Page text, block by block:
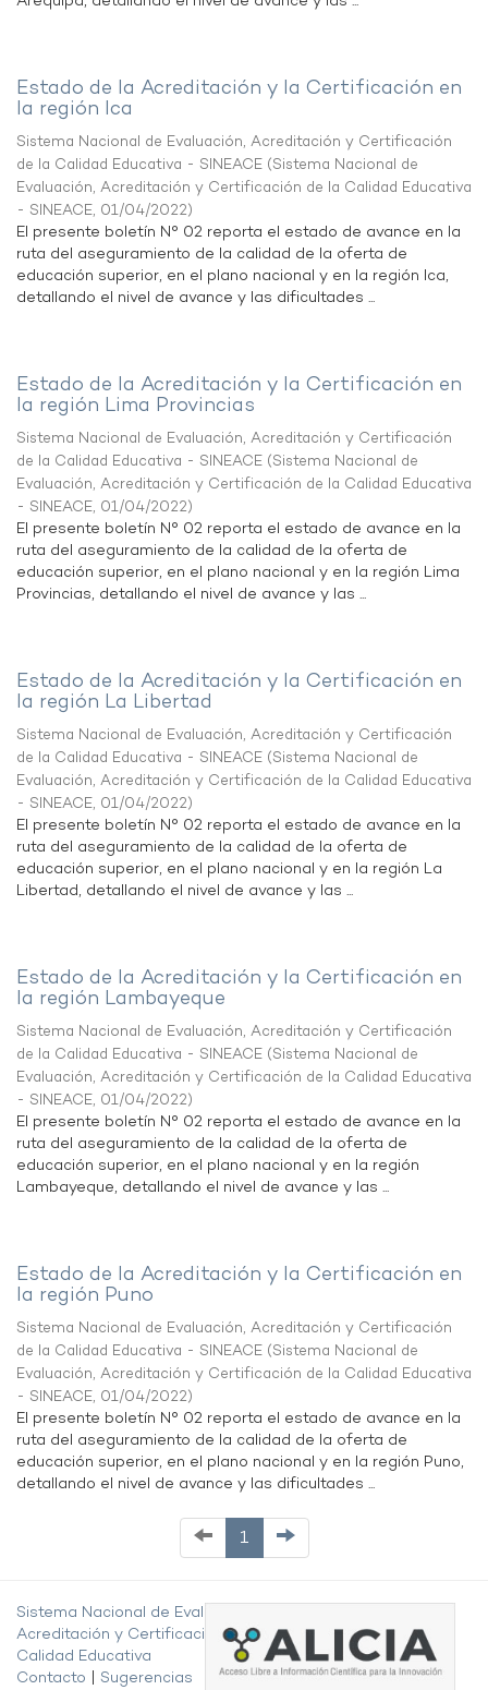
Estado de la Acreditación y la Certificación en
la región Ica
Sistema Nacional de Evaluación, Acreditación y Certificación
de la Calidad Educativa - SINEACE (Sistema Nacional de
Evaluación, Acreditación y Certificación de la Calidad Educativa
- SINEACE, 01/04/2022)
El presente boletín N° 02 reporta el estado de avance en la
ruta del aseguramiento de la calidad de la oferta de
educación superior, en el plano nacional y en la región Ica,
detallando el nivel de avance y las dificultades ...
Estado de la Acreditación y la Certificación en
la región Lima Provincias
Sistema Nacional de Evaluación, Acreditación y Certificación
de la Calidad Educativa - SINEACE (Sistema Nacional de
Evaluación, Acreditación y Certificación de la Calidad Educativa
- SINEACE, 01/04/2022)
El presente boletín N° 02 reporta el estado de avance en la
ruta del aseguramiento de la calidad de la oferta de
educación superior, en el plano nacional y en la región Lima
Provincias, detallando el nivel de avance y las ...
Estado de la Acreditación y la Certificación en
la región La Libertad
Sistema Nacional de Evaluación, Acreditación y Certificación
de la Calidad Educativa - SINEACE (Sistema Nacional de
Evaluación, Acreditación y Certificación de la Calidad Educativa
- SINEACE, 01/04/2022)
El presente boletín N° 02 reporta el estado de avance en la
ruta del aseguramiento de la calidad de la oferta de
educación superior, en el plano nacional y en la región La
Libertad, detallando el nivel de avance y las ...
Estado de la Acreditación y la Certificación en
la región Lambayeque
Sistema Nacional de Evaluación, Acreditación y Certificación
de la Calidad Educativa - SINEACE (Sistema Nacional de
Evaluación, Acreditación y Certificación de la Calidad Educativa
- SINEACE, 01/04/2022)
El presente boletín N° 02 reporta el estado de avance en la
ruta del aseguramiento de la calidad de la oferta de
educación superior, en el plano nacional y en la región
Lambayeque, detallando el nivel de avance y las ...
Estado de la Acreditación y la Certificación en
la región Puno
Sistema Nacional de Evaluación, Acreditación y Certificación
de la Calidad Educativa - SINEACE (Sistema Nacional de
Evaluación, Acreditación y Certificación de la Calidad Educativa
- SINEACE, 01/04/2022)
El presente boletín N° 02 reporta el estado de avance en la
ruta del aseguramiento de la calidad de la oferta de
educación superior, en el plano nacional y en la región Puno,
detallando el nivel de avance y las dificultades ...
1
Sistema Nacional de Evaluación,
Acreditación y Certificación de la
Calidad Educativa
Contacto
Sugerencias